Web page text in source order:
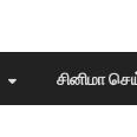
சினிமா